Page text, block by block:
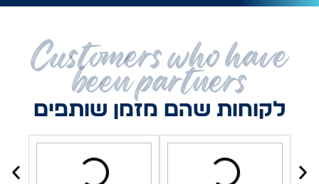
Customers who have
been partners
לקוחות שהם מזמן שותפים